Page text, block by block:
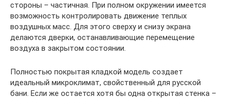
стороны – частичная. При полном окружении имеется
возможность контролировать движение теплых
воздушных масс. Для этого сверху и снизу экрана
делаются дверки, останавливающие перемещение
воздуха в закрытом состоянии.
Полностью покрытая кладкой модель создает
идеальный микроклимат, свойственный для русской
бани. Если же остается хотя бы одна открытая стенка –